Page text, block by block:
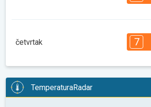
14:00
14 h 05:50 19:58
14:00
4
12 h 05:51 19:57
četvrtak 7
2
08:00
4 5 5
TemperaturaRadar